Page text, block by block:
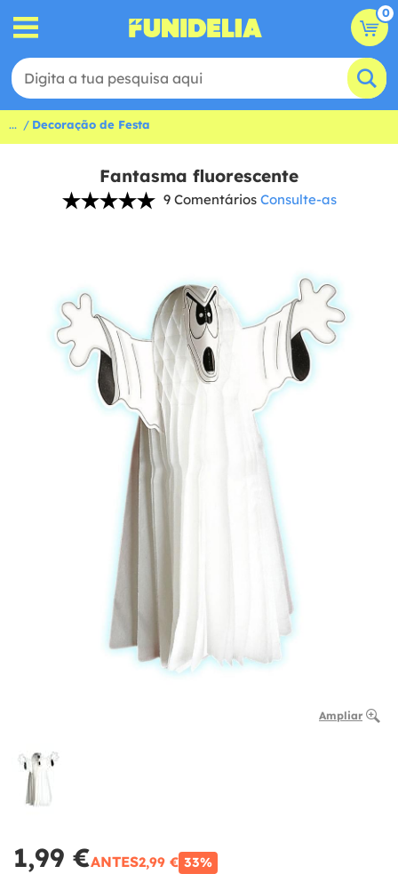
0
... Decoração de Festa
Fantasma fluorescente
9 Comentários Consulte-as
Ampliar
1,99 €ANTES2,99 € 33%